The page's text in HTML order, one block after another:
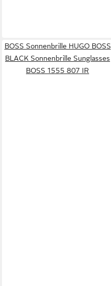
BOSS Sonnenbrille HUGO BOSS
BLACK Sonnenbrille Sunglasses
BOSS 1555 807 IR